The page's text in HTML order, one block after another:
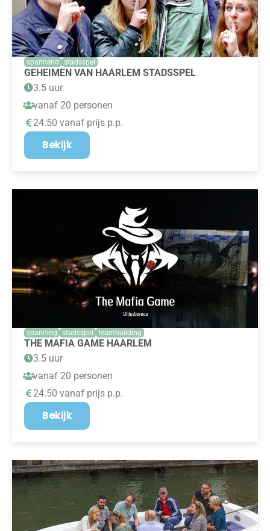
spannend stadsspel
GEHEIMEN VAN HAARLEM STADSSPEL
3.5 uur
vanaf 20 personen
24.50 vanaf prijs p.p.
Bekijk
spanning stadsspel teambuilding
THE MAFIA GAME HAARLEM
3.5 uur
vanaf 20 personen
24.50 vanaf prijs p.p.
Bekijk